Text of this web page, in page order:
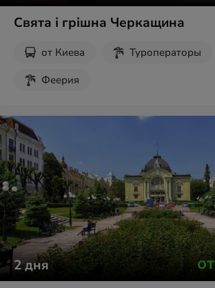
Свята і грішна Черкащина
от Киева
Туроператоры
Феерия
2дня от